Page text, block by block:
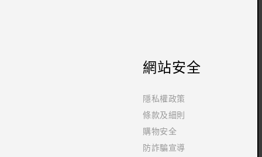
網站安全
隱私權政策
條款及細則
購物安全
防詐騙宣導